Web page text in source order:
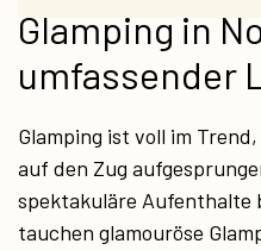
Glamping in
umfassender
Glamping ist voll im
auf den Zug
spektakuläre Aufenthalte
tauchen glamouröse